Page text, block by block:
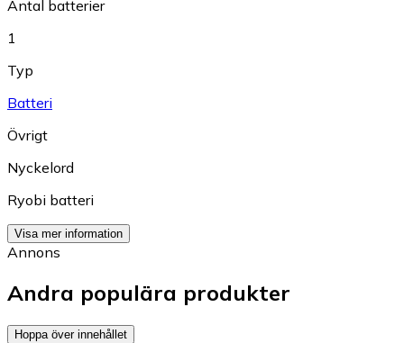
Antal batterier
1
Typ
Batteri
Övrigt
Nyckelord
Ryobi batteri
Visa mer information
Annons
Andra populära produkter
Hoppa över innehållet